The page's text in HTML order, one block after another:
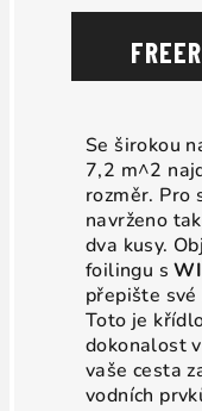
Se širokou
7,2 m^2
rozměr. Pro
navrženo
dva kusy.
foilingu s
přepište
Toto je
dokonalost
vaše cesta
vodních